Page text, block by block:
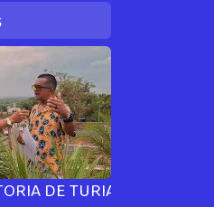
DE TURIAÇU #PARTE